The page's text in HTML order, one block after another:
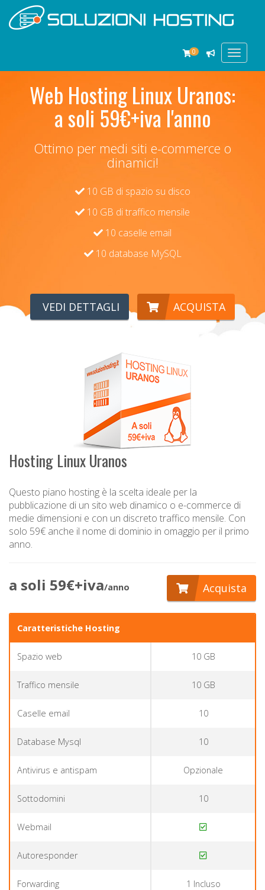
Toggle
0
Web Hosting Linux Uranos:
a soli 59€+iva l'anno
Ottimo per medi siti e-commerce o
dinamici!
10 GB di spazio su disco
10 GB di traffico mensile
10 caselle email
10 database MySQL
VEDI DETTAGLI ACQUISTA
Hosting Linux Uranos
Questo piano hosting è la scelta ideale per la
pubblicazione di un sito web dinamico o e-commerce di
medie dimensioni e con un discreto traffico mensile. Con
solo 59€ anche il nome di dominio in omaggio per il primo
anno.
a soli 59€+iva/anno Acquista
Caratteristiche Hosting
Spazio web 10 GB
Traffico mensile 10 GB
Caselle email 10
Database Mysql 10
Antivirus e antispam Opzionale
Sottodomini 10
Webmail
Autoresponder
Forwarding 1 Incluso